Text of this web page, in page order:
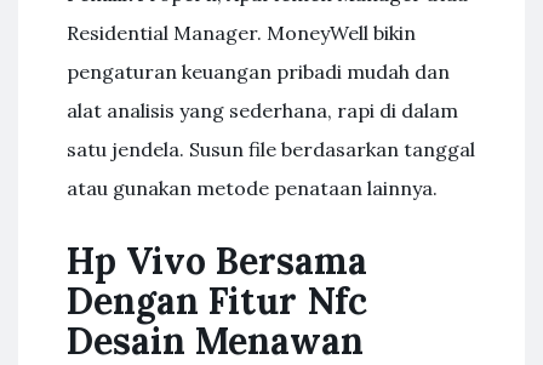
Residential Manager. MoneyWell bikin
pengaturan keuangan pribadi mudah dan
alat analisis yang sederhana, rapi di dalam
satu jendela. Susun file berdasarkan tanggal
atau gunakan metode penataan lainnya.
Hp Vivo Bersama
Dengan Fitur Nfc
Desain Menawan